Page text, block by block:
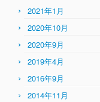
2021年1月
2020年10月
2020年9月
2019年4月
2016年9月
2014年11月